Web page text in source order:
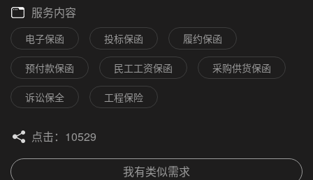
服务内容
电子保函 投标保函 履约保函
预付款保函 民工工资保函 采购供货保函
诉讼保全 工程保险
点击：10529
我有类似需求